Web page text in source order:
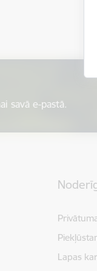
savā e-pastā.
Lapas